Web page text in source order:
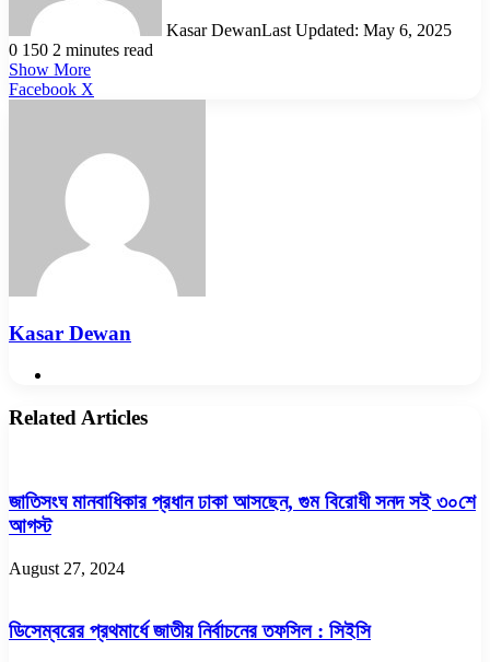
Kasar DewanLast Updated: May 6, 2025
0 150 2 minutes read
Show More
Facebook X
Kasar Dewan
Related Articles
জাতিসংঘ মানবাধিকার প্রধান ঢাকা আসছেন, গুম বিরোধী সনদ সই ৩০শে
আগস্ট
August 27, 2024
ডিসেম্বরের প্রথমার্ধে জাতীয় নির্বাচনের তফসিল : সিইসি